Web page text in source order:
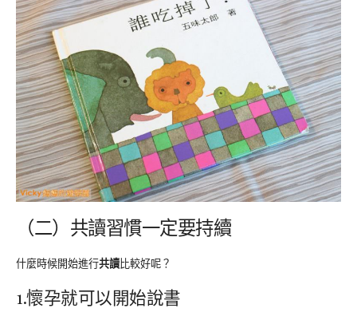
（二）共讀習慣一定要持續
什麼時候開始進行共讀比較好呢？
1.懷孕就可以開始說書